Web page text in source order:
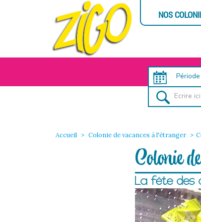
NOS
Accueil Colonie de vacances à l'étranger
Colonie
La fête des